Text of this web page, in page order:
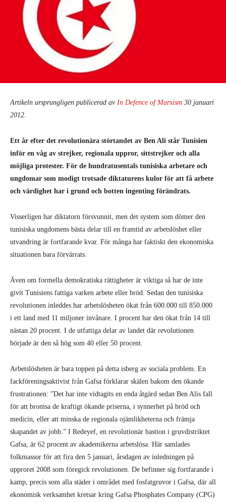
Artikeln ursprungligen publicerad av In Defence of Marxism 30 januari
2012.
Ett år efter det revolutionära störtandet av Ben Ali står Tunisien
inför en våg av strejker, regionala uppror, sittstrejker och alla
möjliga protester. För de hundratusentals tunisiska arbetare och
ungdomar som modigt trotsade diktaturens kulor för att få arbete
och värdighet har i grund och botten ingenting förändrats.
Visserligen har diktatorn försvunnit, men det system som dömer den
tunisiska ungdomens bästa delar till en framtid av arbetslöshet eller
utvandring är fortfarande kvar. För många har faktiskt den ekonomiska
situationen bara förvärrats.
Även om formella demokratiska rättigheter är viktiga så har de inte
givit Tunisiens fattiga varken arbete eller bröd. Sedan den tunisiska
revolutionen inleddes har arbetslösheten ökat från 600.000 till 850.000
i ett land med 11 miljoner invånare. I procent har den ökat från 14 till
nästan 20 procent. I de utfattiga delar av landet där revolutionen
började är den så hög som 40 eller 50 procent.
Arbetslösheten är bara toppen på detta isberg av sociala problem. En
fackföreningsaktivist från Gafsa förklarar skälen bakom den ökande
frustrationen: ”Det har inte vidtagits en enda åtgärd sedan Ben Alis fall
för att bromsa de kraftigt ökande priserna, i synnerhet på bröd och
medicin, eller att minska de regionala ojämlikheterna och främja
skapandet av jobb.” I Redeyef, en revolutionär bastion i gruvdistriktet
Gafsa, är 62 procent av akademikerna arbetslösa. Här samlades
folkmassor för att fira den 5 januari, årsdagen av inledningen på
upproret 2008 som föregick revolutionen. De befinner sig fortfarande i
kamp, precis som alla städer i området med fosfatgruvor i Gafsa, där all
ekonomisk verksamhet kretsar kring Gafsa Phosphates Company (CPG)